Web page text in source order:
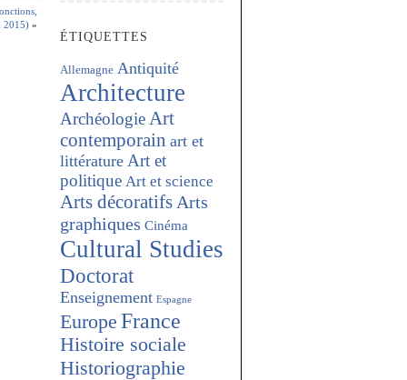
2015) »
ÉTIQUETTES
Allemagne Antiquité
Architecture
Archéologie Art
contemporain art et
littérature Art et
politique Art et science
Arts décoratifs Arts
graphiques Cinéma
Cultural Studies
Doctorat
Enseignement Espagne
Europe France
Histoire sociale
Historiographie